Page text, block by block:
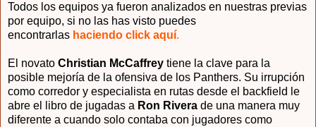
Todos los equipos ya fueron analizados en nuestras previas
por equipo, si no las has visto puedes
encontrarlas haciendo click aquí.
El novato Christian McCaffrey tiene la clave para la
posible mejoría de la ofensiva de los Panthers. Su irrupción
como corredor y especialista en rutas desde el backfield le
abre el libro de jugadas a Ron Rivera de una manera muy
diferente a cuando solo contaba con jugadores como